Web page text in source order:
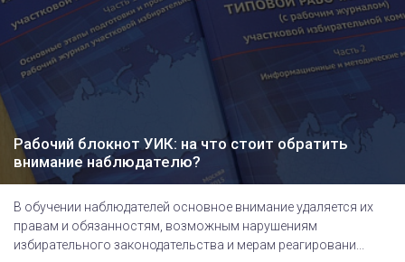
Рабочий блокнот УИК: на что стоит обратить
внимание наблюдателю?
В обучении наблюдателей основное внимание удаляется их
правам и обязанностям, возможным нарушениям
избирательного законодательства и мерам реагировани...